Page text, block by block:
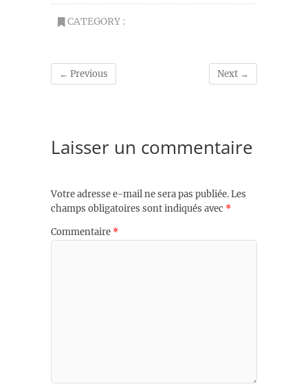
CATEGORY :
← Previous Next →
Laisser un commentaire
Votre adresse e-mail ne sera pas publiée.Les
champs obligatoires sont indiqués avec *
Commentaire *